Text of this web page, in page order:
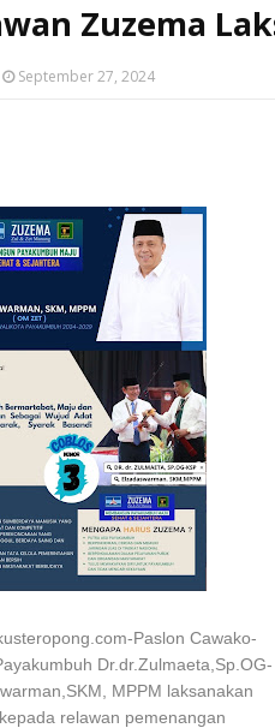
Zuzema
September 27, 2024
Paslon Cawako-
Dr.dr.Zulmaeta,Sp.OG-
MPPM laksanakan
relawan pemenangan